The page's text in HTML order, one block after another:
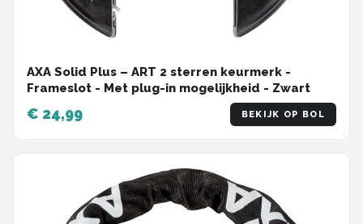
AXA Solid Plus – ART 2 sterren keurmerk -
Frameslot - Met plug-in mogelijkheid - Zwart
€ 24,99 BEKIJK OP BOL